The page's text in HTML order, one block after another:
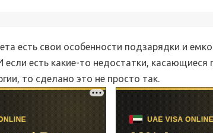
есть свои особенности подзарядки и
если есть какие-то недостатки, касающиеся
то сделано это не просто так.